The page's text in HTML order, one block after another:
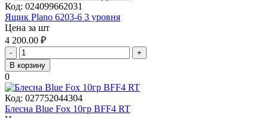
Код: 024099662031
Ящик Plano 6203-6 3 уровня
Цена за шт
4 200.00 ₽
-
+
В корзину
0
Код: 027752044304
Блесна Blue Fox 10гр BFF4 RT